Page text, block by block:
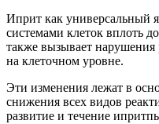
Иприт как универсальный
системами клеток вплоть
также вызывает
на клеточном уровне.
Эти изменения лежат в
снижения всех видов
развитие и течение